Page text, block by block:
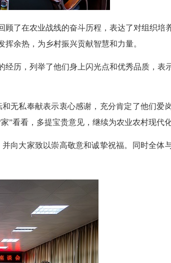
了在农业战线的奋斗历程，表达了对组织培
余热，为乡村振兴贡献智慧和力量。
历，列举了他们身上闪光点和优秀品质，表
私奉献表示衷心感谢，充分肯定了他们爱
看看，多提宝贵意见，继续为农业农村现代化
大家致以崇高敬意和诚挚祝福。同时全体